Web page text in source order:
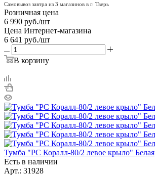
Самовывоз завтра из 3 магазинов в г. Тверь
Розничная цена
6 990 руб./шт
Цена Интернет-магазина
6 641 руб./шт
В корзину
Тумба "РС Коралл-80/2 левое крыло" Белая
Есть в наличии
Арт.: 31928